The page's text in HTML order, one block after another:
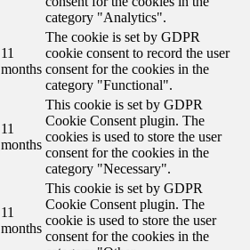
category "Analytics".
11
months
The cookie is set by GDPR
cookie consent to record the user
consent for the cookies in the
category "Functional".
11
months
This cookie is set by GDPR
Cookie Consent plugin. The
cookies is used to store the user
consent for the cookies in the
category "Necessary".
11
months
This cookie is set by GDPR
Cookie Consent plugin. The
cookie is used to store the user
consent for the cookies in the